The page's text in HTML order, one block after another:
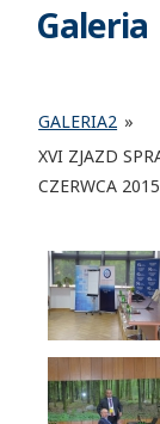
Galeria
GALERIA2 »
XVI ZJAZD
CZERWCA